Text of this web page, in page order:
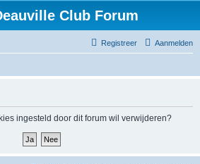
Club Forum
Aanmelden
Registreer
ingesteld door dit forum wil verwijderen?